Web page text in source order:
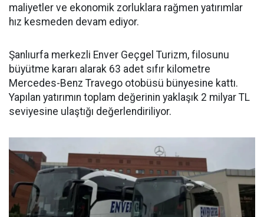
maliyetler ve ekonomik zorluklara rağmen yatırımlar
hız kesmeden devam ediyor.
Şanlıurfa merkezli Enver Geçgel Turizm, filosunu
büyütme kararı alarak 63 adet sıfır kilometre
Mercedes-Benz Travego otobüsü bünyesine kattı.
Yapılan yatırımın toplam değerinin yaklaşık 2 milyar TL
seviyesine ulaştığı değerlendiriliyor.